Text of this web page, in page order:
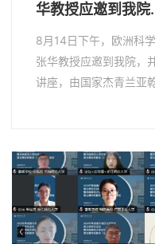
华教授应邀到我院
8月14日下午，欧洲科
张华教授应邀到我院，
讲座，由国家杰青兰亚